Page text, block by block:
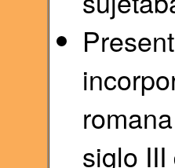
siglo